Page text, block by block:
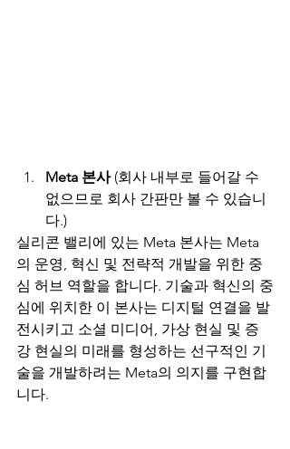
Meta 본사 (회사 내부로 들어갈 수
없으므로 회사 간판만 볼 수 있습니
다.)
실리콘 밸리에 있는 Meta 본사는 Meta
의 운영, 혁신 및 전략적 개발을 위한 중
심 허브 역할을 합니다. 기술과 혁신의 중
심에 위치한 이 본사는 디지털 연결을 발
전시키고 소셜 미디어, 가상 현실 및 증
강 현실의 미래를 형성하는 선구적인 기
술을 개발하려는 Meta의 의지를 구현합
니다.